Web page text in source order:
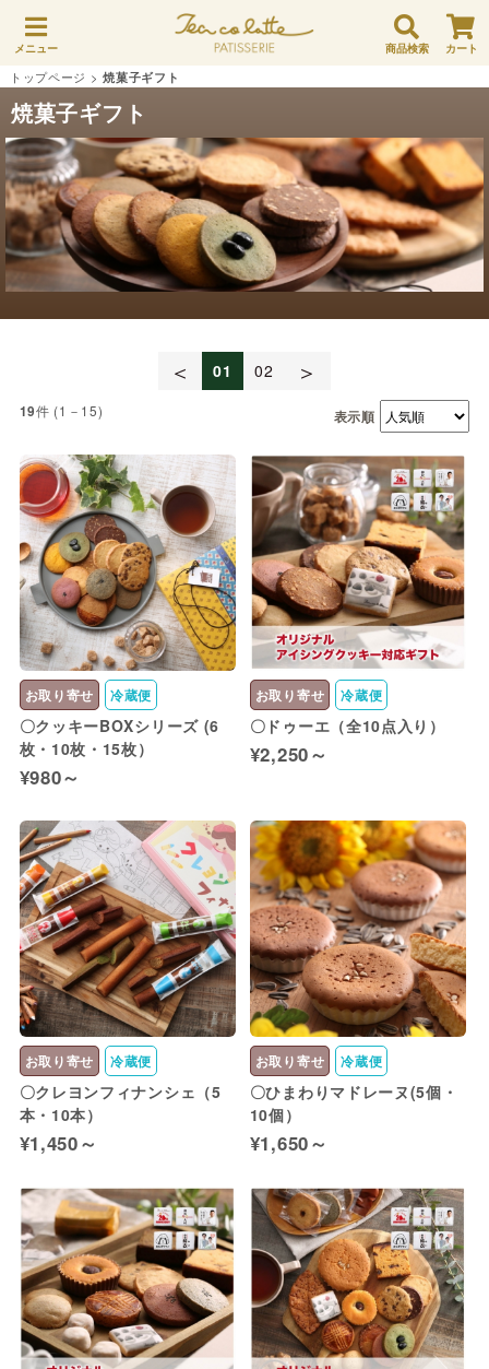
メニュー 商品検索 カート
トップページ >焼菓子ギフト
焼菓子ギフト
＜ 01 02 ＞
19件 (1－15) 表示順
お取り寄せ 冷蔵便
〇クッキーBOXシリーズ (6
枚・10枚・15枚）
¥980～
お取り寄せ 冷蔵便
〇ドゥーエ（全10点入り）
¥2,250～
お取り寄せ 冷蔵便
〇クレヨンフィナンシェ（5
本・10本）
¥1,450～
お取り寄せ 冷蔵便
〇ひまわりマドレーヌ(5個・
10個）
¥1,650～